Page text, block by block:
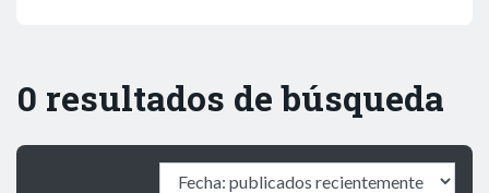
0 resultados de búsqueda